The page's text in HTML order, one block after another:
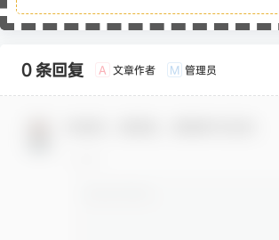
0 条回复 A 文章作者 M 管理员